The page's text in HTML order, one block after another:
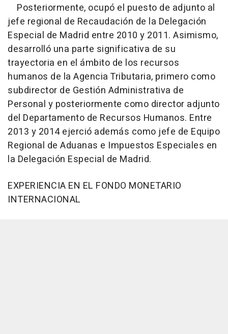
Posteriormente, ocupó el puesto de adjunto al
jefe regional de Recaudación de la Delegación
Especial de Madrid entre 2010 y 2011. Asimismo,
desarrolló una parte significativa de su
trayectoria en el ámbito de los recursos
humanos de la Agencia Tributaria, primero como
subdirector de Gestión Administrativa de
Personal y posteriormente como director adjunto
del Departamento de Recursos Humanos. Entre
2013 y 2014 ejerció además como jefe de Equipo
Regional de Aduanas e Impuestos Especiales en
la Delegación Especial de Madrid.
EXPERIENCIA EN EL FONDO MONETARIO
INTERNACIONAL